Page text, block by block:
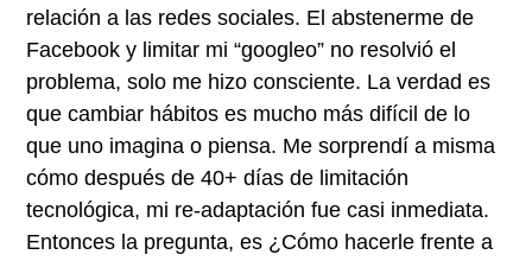
relación a las redes sociales. El abstenerme de
Facebook y limitar mi “googleo” no resolvió el
problema, solo me hizo consciente. La verdad es
que cambiar hábitos es mucho más difícil de lo
que uno imagina o piensa. Me sorprendí a misma
cómo después de 40+ días de limitación
tecnológica, mi re-adaptación fue casi inmediata.
Entonces la pregunta, es ¿Cómo hacerle frente a